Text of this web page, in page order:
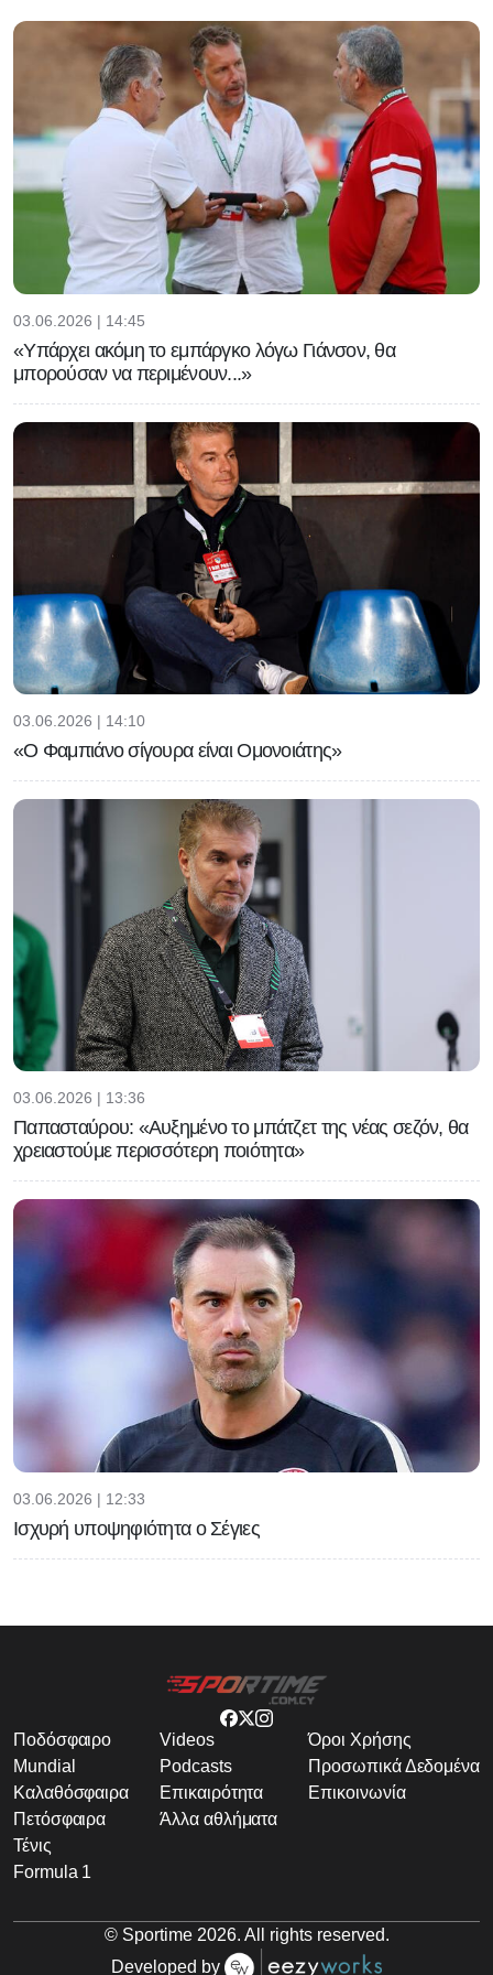
03.06.2026 | 14:45
«Υπάρχει ακόμη το εμπάργκο λόγω Γιάνσον, θα
μπορούσαν να περιμένουν...»
03.06.2026 | 14:10
«Ο Φαμπιάνο σίγουρα είναι Ομονοιάτης»
03.06.2026 | 13:36
Παπασταύρου: «Αυξημένο το μπάτζετ της νέας σεζόν, θα
χρειαστούμε περισσότερη ποιότητα»
03.06.2026 | 12:33
Ισχυρή υποψηφιότητα ο Σέγιες
Ποδόσφαιρο
Mundial
Καλαθόσφαιρα
Πετόσφαιρα
Τένις
Formula 1
Videos
Podcasts
Επικαιρότητα
Άλλα αθλήματα
Όροι Χρήσης
Προσωπικά Δεδομένα
Επικοινωνία
© Sportime 2026. All rights reserved.
Developed by